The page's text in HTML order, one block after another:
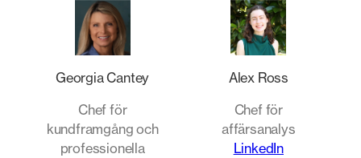
Georgia Cantey
Chef för
kundframgång och
professionella
Alex Ross
Chef för
affärsanalys
LinkedIn